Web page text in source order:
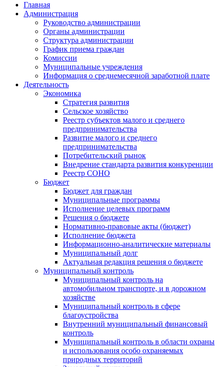
Главная
Администрация
Руководство администрации
Органы администрации
Структура администрации
График приема граждан
Комиссии
Муниципальные учреждения
Информация о среднемесячной заработной плате
Деятельность
Экономика
Стратегия развития
Сельское хозяйство
Реестр субъектов малого и среднего
предпринимательства
Развитие малого и среднего
предпринимательства
Потребительский рынок
Внедрение стандарта развития конкуренции
Реестр СОНО
Бюджет
Бюджет для граждан
Муниципальные программы
Исполнение целевых программ
Решения о бюджете
Нормативно-правовые акты (бюджет)
Исполнение бюджета
Информационно-аналитические материалы
Муниципальный долг
Актуальная редакция решения о бюджете
Муниципальный контроль
Муниципальный контроль на
автомобильном транспорте, и в дорожном
хозяйстве
Муниципальный контроль в сфере
благоустройства
Внутренний муниципальный финансовый
контроль
Муниципальный контроль в области охраны
и использования особо охраняемых
природных территорий